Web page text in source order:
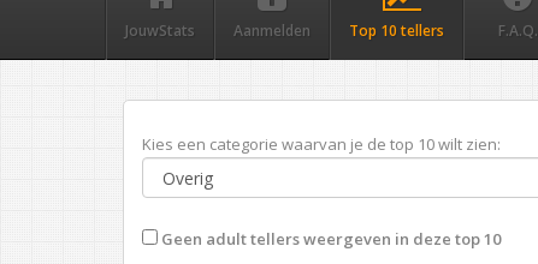
JouwStats Aanmelden Top 10 tellers F.A.Q.
Kies een categorie waarvan je de top 10 wilt zien:
Geen adult tellers weergeven in deze top 10